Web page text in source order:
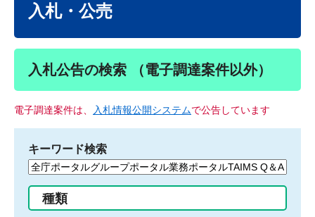
入札・公売
入札公告の検索 （電子調達案件以外）
電子調達案件は、 入札情報公開システムで公告しています
キーワード検索
検
る
種類